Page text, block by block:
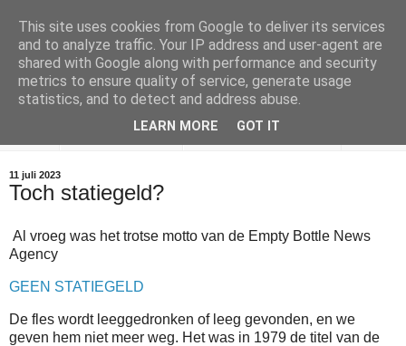
Empty Bottle News
Wat vind je in een lege fles?
11 juli 2023
Toch statiegeld?
Al vroeg was het trotse motto van de Empty Bottle News
Agency
GEEN STATIEGELD
De fles wordt leeggedronken of leeg gevonden, en we
geven hem niet meer weg. Het was in 1979 de titel van de
This site uses cookies from Google to deliver its services
and to analyze traffic. Your IP address and user-agent are
shared with Google along with performance and security
metrics to ensure quality of service, generate usage
statistics, and to detect and address abuse.
LEARN MORE GOT IT